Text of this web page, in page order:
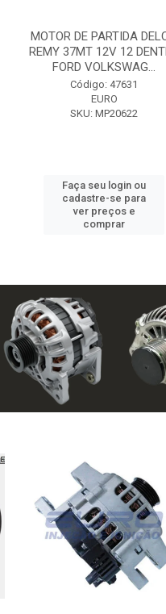
MOTOR DE PARTIDA
REMY 37MT 12V 12
FORD VOLKSWAG...
Código: 47631
EURO
SKU: MP20622
Faça seu login ou
cadastre-se para
ver preços e
comprar